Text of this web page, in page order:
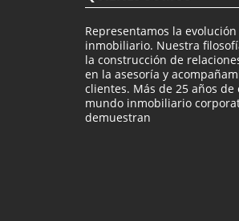
Representamos la
inmobiliario. Nuestra
la construcción de
en la asesoría y
clientes. Más de 25 años
mundo inmobiliario
demuestran